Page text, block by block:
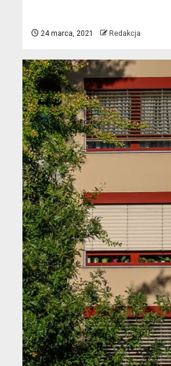
24 marca, 2021 Redakcja